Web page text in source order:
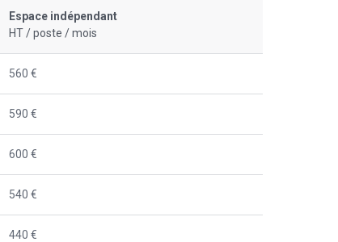
Espace indépendant
HT / poste / mois
560 €
590 €
600 €
540 €
440 €